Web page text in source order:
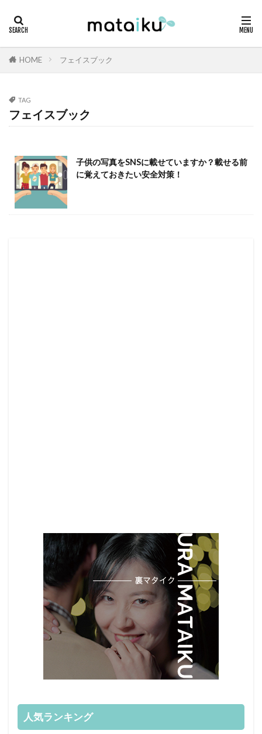
HOME フェイスブック
TAG
フェイスブック
子供の写真をSNSに載せていますか？載せる前
に覚えておきたい安全対策！
人気ランキング